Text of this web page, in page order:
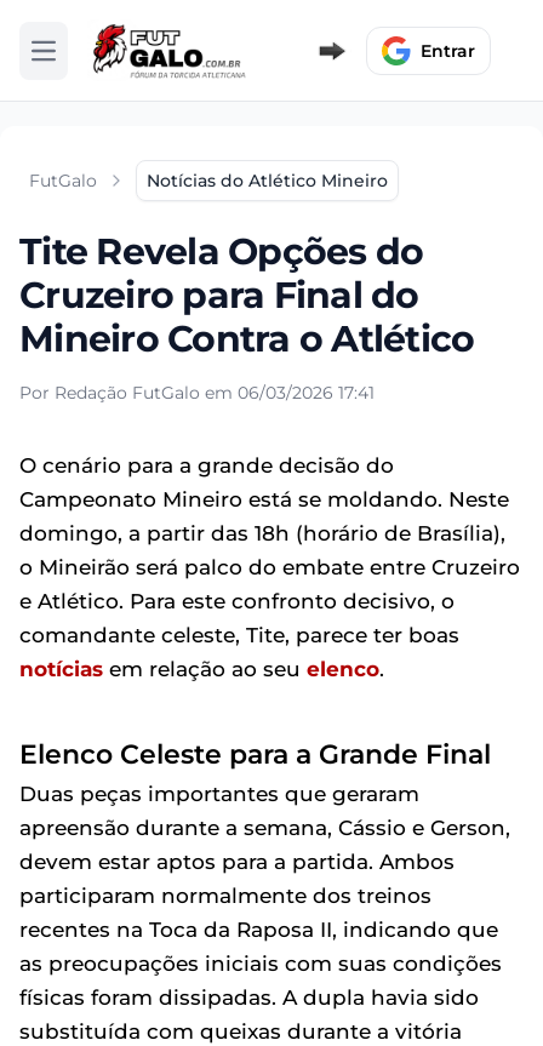
Abrir menu Entrar
FutGalo Notícias do Atlético Mineiro
Tite Revela Opções do
Cruzeiro para Final do
Mineiro Contra o Atlético
Por Redação FutGalo em 06/03/2026 17:41
O cenário para a grande decisão do
Campeonato Mineiro está se moldando. Neste
domingo, a partir das 18h (horário de Brasília),
o Mineirão será palco do embate entre Cruzeiro
e Atlético. Para este confronto decisivo, o
comandante celeste, Tite, parece ter boas
notícias em relação ao seu elenco.
Elenco Celeste para a Grande Final
Duas peças importantes que geraram
apreensão durante a semana, Cássio e Gerson,
devem estar aptos para a partida. Ambos
participaram normalmente dos treinos
recentes na Toca da Raposa II, indicando que
as preocupações iniciais com suas condições
físicas foram dissipadas. A dupla havia sido
substituída com queixas durante a vitória